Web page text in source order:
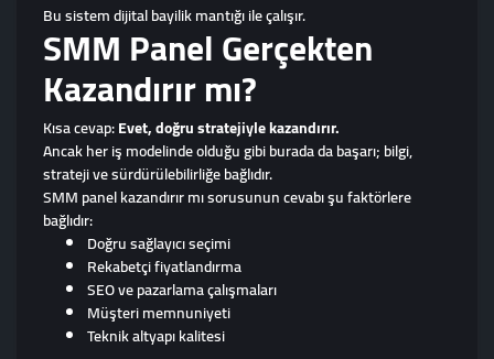
Bu sistem dijital bayilik mantığı ile çalışır.
SMM Panel Gerçekten
Kazandırır mı?
Kısa cevap:Evet, doğru stratejiyle kazandırır.
Ancak her iş modelinde olduğu gibi burada da başarı; bilgi,
strateji ve sürdürülebilirliğe bağlıdır.
SMM panel kazandırır mı sorusunun cevabı şu faktörlere
bağlıdır:
Doğru sağlayıcı seçimi
Rekabetçi fiyatlandırma
SEO ve pazarlama çalışmaları
Müşteri memnuniyeti
Teknik altyapı kalitesi